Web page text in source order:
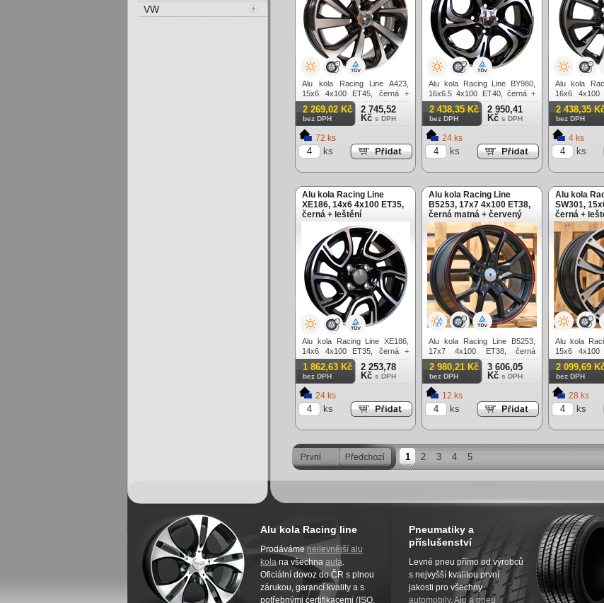
Alu kola Racing Line A423,
15x6 4x100 ET45, černá +
leštění
2 269,02 Kč
bez DPH
2 745,52
Kč s DPH
72 ks
ks
Alu kola Racing Line BY980,
16x6.5 4x100 ET40, černá +
leštění
2 438,35 Kč
bez DPH
2 950,41
Kč s DPH
24 ks
ks
Alu kola
16x6
leštění
2 438,35
bez DPH
4 ks
ks
Alu kola Racing Line
XE186, 14x6 4x100 ET35,
černá + leštění
Alu kola Racing Line XE186,
14x6 4x100 ET35, černá +
leštění
1 862,63 Kč
bez DPH
2 253,78
Kč s DPH
24 ks
ks
Alu kola Racing Line
B5253, 17x7 4x100 ET38,
černá matná + červený
límec
Alu kola Racing Line B5253,
17x7 4x100 ET38, černá
matná + červený límec
2 980,21 Kč
bez DPH
3 606,05
Kč s DPH
12 ks
ks
Alu kola
SW301,
černá +
Alu kola
15x6
leštění
2 099,69
bez DPH
28 ks
ks
1 2 3 4 5
VW
Alu kola Racing line
Prodáváme nejlevnější alu
kola na všechna auta.
Oficiální dovoz do ČR s plnou
zárukou, garancí kvality a s
potřebnými certifikacemi (ISO,
Pneumatiky a
příslušenství
Levné pneu přímo od výrobců
s nejvyšší kvalitou první
jakosti pro všechny
automobily.Alu a pneu